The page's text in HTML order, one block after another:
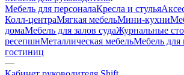
Мебель для персоналаКресла и стулья
Колл-центраМягкая мебельМини-кухни
домаМебель для залов судаЖурнальные
ресепшнМеталлическая мебельМебель для
гостиниц
—